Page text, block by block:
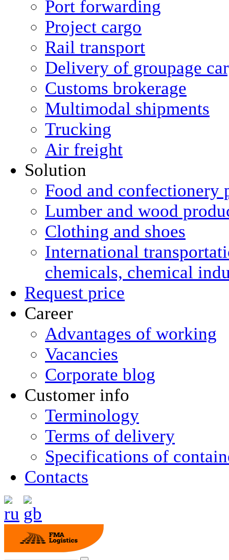
Port forwarding
Project cargo
Rail transport
Delivery of groupage
Сustoms brokerage
Multimodal shipments
Trucking
Air freight
Solution
Food and confectionery
Lumber and wood
Clothing and shoes
International
chemicals, chemical
Request price
Career
Advantages of working
Vacancies
Corporate blog
Customer info
Terminology
Terms of delivery
Specifications of
Contacts